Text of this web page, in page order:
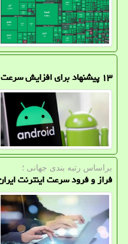
۱۳ پیشنهاد برای افزایش سرعت گوشی اندرویدی
براساس رتبه بندی جهانی ؛
فراز و فرود سرعت اینترنت